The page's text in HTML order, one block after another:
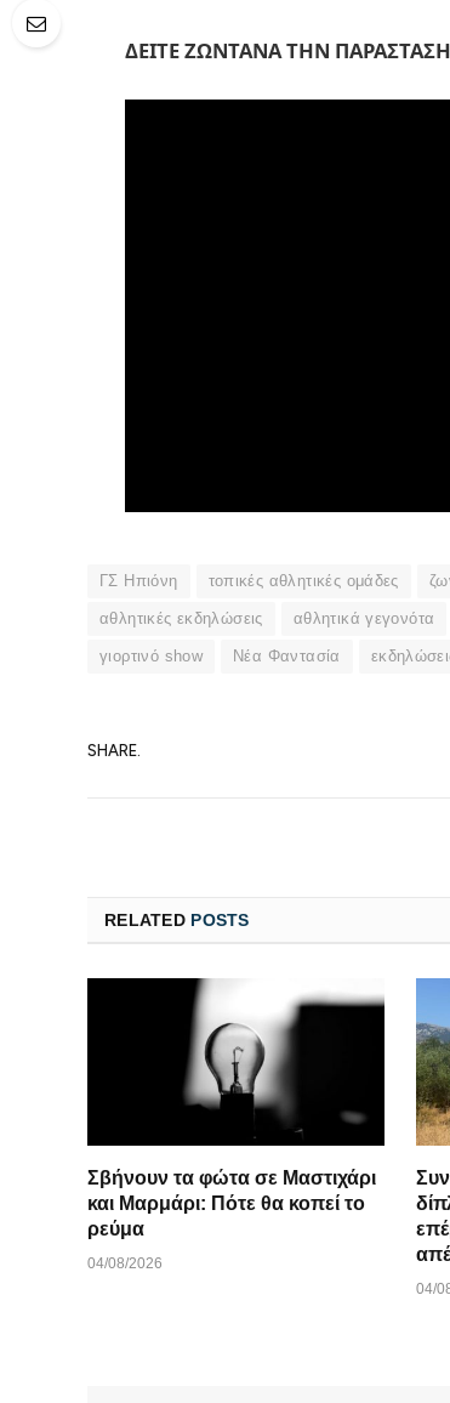
ΔΕΙΤΕ ΖΩΝΤΑΝΑ ΤΗΝ
ΓΣ Ηπιόνη τοπικές αθλητικές ομάδες
αθλητικές εκδηλώσεις αθλητικά γεγονότα
γιορτινό show Νέα Φαντασία
SHARE.
RELATED POSTS
Σβήνουν τα φώτα σε Μαστιχάρι
και Μαρμάρι: Πότε θα κοπεί το
ρεύμα
04/08/2026
04/